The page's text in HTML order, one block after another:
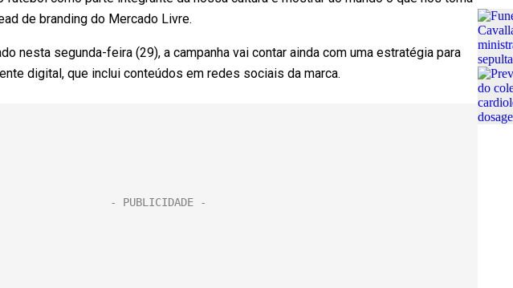
de branding do Mercado Livre.
nesta segunda-feira (29), a campanha vai contar ainda com uma estratégia para
digital, que inclui conteúdos em redes sociais da marca.